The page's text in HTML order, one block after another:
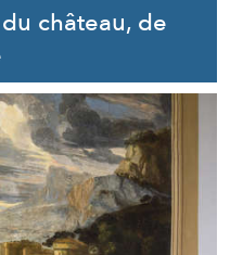
château, de